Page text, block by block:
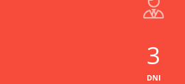
3
DNI